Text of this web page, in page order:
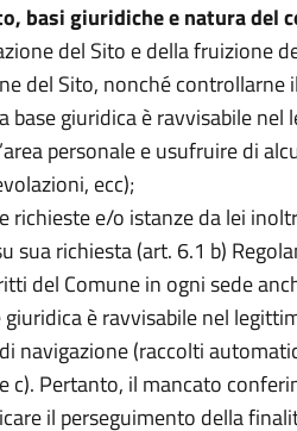
basi giuridiche e natura del
del Sito e della fruizione
del Sito, nonché
base giuridica è ravvisabile
personale e usufruire di
ecc);
richieste e/o istanze da lei
sua richiesta (art. 6.1 b)
del Comune in ogni sede
giuridica è ravvisabile nel
navigazione (raccolti
c). Pertanto, il mancato
il perseguimento della